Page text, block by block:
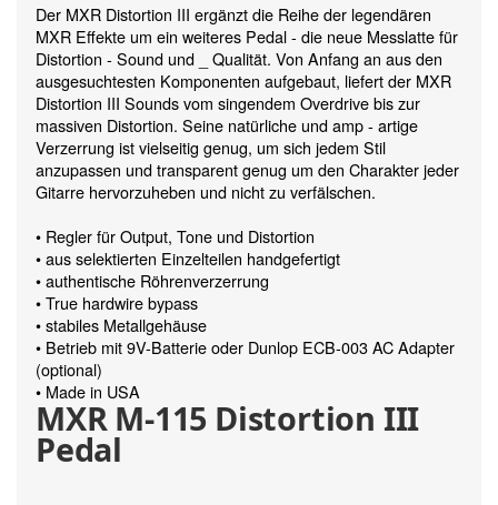
Der MXR Distortion III ergänzt die Reihe der legendären
MXR Effekte um ein weiteres Pedal - die neue Messlatte für
Distortion - Sound und _ Qualität. Von Anfang an aus den
ausgesuchtesten Komponenten aufgebaut, liefert der MXR
Distortion III Sounds vom singendem Overdrive bis zur
massiven Distortion. Seine natürliche und amp - artige
Verzerrung ist vielseitig genug, um sich jedem Stil
anzupassen und transparent genug um den Charakter jeder
Gitarre hervorzuheben und nicht zu verfälschen.
• Regler für Output, Tone und Distortion
• aus selektierten Einzelteilen handgefertigt
• authentische Röhrenverzerrung
• True hardwire bypass
• stabiles Metallgehäuse
• Betrieb mit 9V-Batterie oder Dunlop ECB-003 AC Adapter
(optional)
• Made in USA
MXR M-115 Distortion III
Pedal